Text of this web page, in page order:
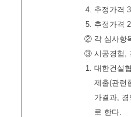
4. 추정가격
5. 추정가격
② 각 심사항
③ 시공경험,
1. 대한건설
제출(관련
가결과,
로 한다.